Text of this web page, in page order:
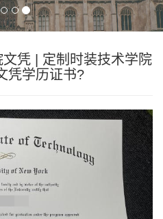
凭 | 定制时装技术学院
凭学历证书?